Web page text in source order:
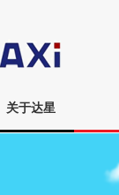
关于达星